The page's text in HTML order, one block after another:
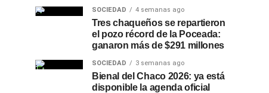
SOCIEDAD 4 semanas ago
Tres chaqueños se repartieron
el pozo récord de la Poceada:
ganaron más de $291 millones
SOCIEDAD 3 semanas ago
Bienal del Chaco 2026: ya está
disponible la agenda oficial